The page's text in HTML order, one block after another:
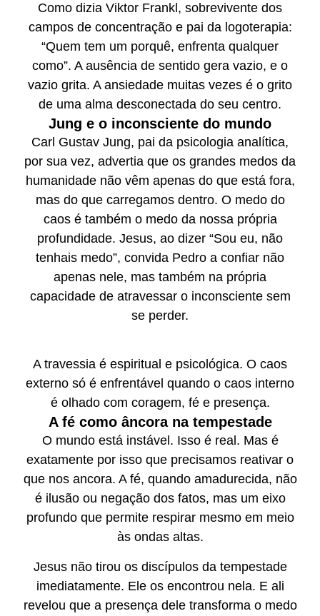
Como dizia Viktor Frankl, sobrevivente dos
campos de concentração e pai da logoterapia:
“Quem tem um porquê, enfrenta qualquer
como”. A ausência de sentido gera vazio, e o
vazio grita. A ansiedade muitas vezes é o grito
de uma alma desconectada do seu centro.
Jung e o inconsciente do mundo
Carl Gustav Jung, pai da psicologia analítica,
por sua vez, advertia que os grandes medos da
humanidade não vêm apenas do que está fora,
mas do que carregamos dentro. O medo do
caos é também o medo da nossa própria
profundidade. Jesus, ao dizer “Sou eu, não
tenhais medo”, convida Pedro a confiar não
apenas nele, mas também na própria
capacidade de atravessar o inconsciente sem
se perder.
A travessia é espiritual e psicológica. O caos
externo só é enfrentável quando o caos interno
é olhado com coragem, fé e presença.
A fé como âncora na tempestade
O mundo está instável. Isso é real. Mas é
exatamente por isso que precisamos reativar o
que nos ancora. A fé, quando amadurecida, não
é ilusão ou negação dos fatos, mas um eixo
profundo que permite respirar mesmo em meio
às ondas altas.
Jesus não tirou os discípulos da tempestade
imediatamente. Ele os encontrou nela. E ali
revelou que a presença dele transforma o medo